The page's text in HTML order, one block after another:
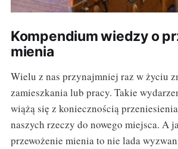
Kompendium wiedzy o
mienia
Wielu z nas przynajmniej raz w życiu
zamieszkania lub pracy. Takie
wiążą się z koniecznością
naszych rzeczy do nowego miejsca. A
przewożenie mienia to nie lada